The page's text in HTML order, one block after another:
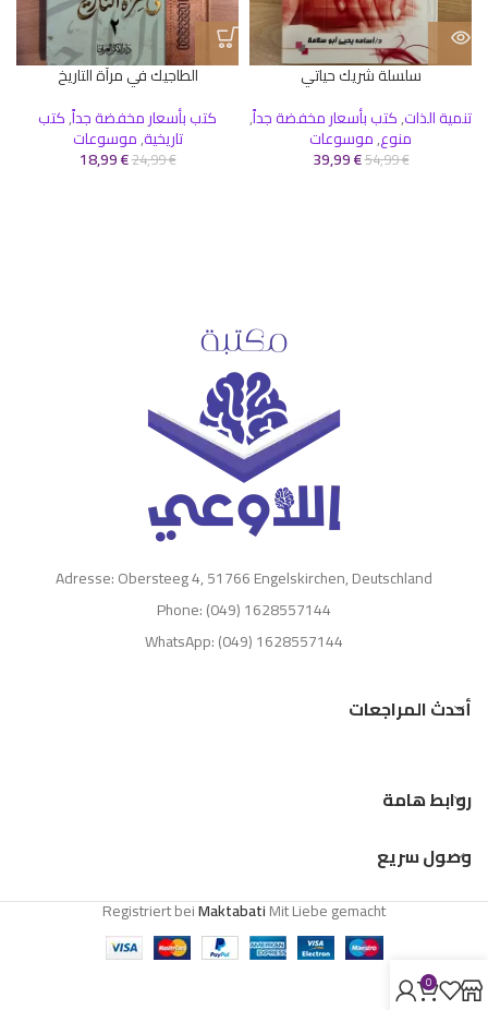
سلسلة شريك حياتي
تنمية الذات,كتب بأسعار مخفضة جداً,
منوع,موسوعات
54,99€
39,99€
الطاجيك في مرآة التاريخ
كتب بأسعار مخفضة جداً,كتب
تاريخية,موسوعات
24,99€
18,99€
Adresse: Obersteeg 4, 51766 Engelskirchen, Deutschland
Phone: (049) 1628557144
WhatsApp: (049) 1628557144
أحدث المراجعات
روابط هامة
وصول سريع
Registriert beiMaktabatiMit Liebe gemacht
0